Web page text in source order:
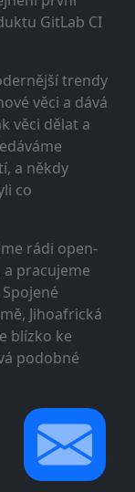
GitLab CI
trendy
věci a dává
věci dělat a
a někdy
co
rádi open-
a pracujeme
Jihoafrická
blízko ke
podobné